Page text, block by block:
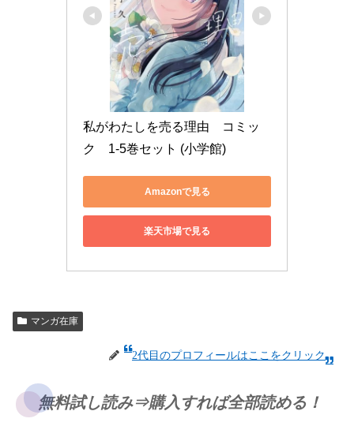
私がわたしを売る理由　コミッ
ク　1-5巻セット (小学館)
Amazonで見る
楽天市場で見る
マンガ在庫
2代目のプロフィールはここをクリック
無料試し読み⇒購入すれば全部読める！